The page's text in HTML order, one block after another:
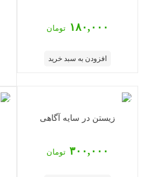
۱۸۰,۰۰۰ تومان
افزودن به سبد خرید
زیستن در سایه آگاهی
۳۰۰,۰۰۰ تومان